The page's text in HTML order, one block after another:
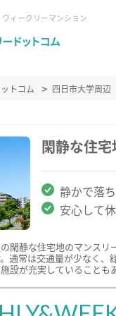
ィークリーマンション
トコム 四日市大学周辺
閑静な住
静かで落
安心して
閑静な住宅地のマンス
通常は交通量が少なく、
設が充実していることも